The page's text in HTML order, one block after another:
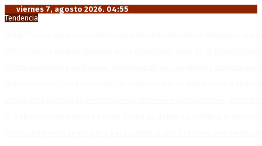
viernes 7, agosto 2026. 04:55
Tendencia